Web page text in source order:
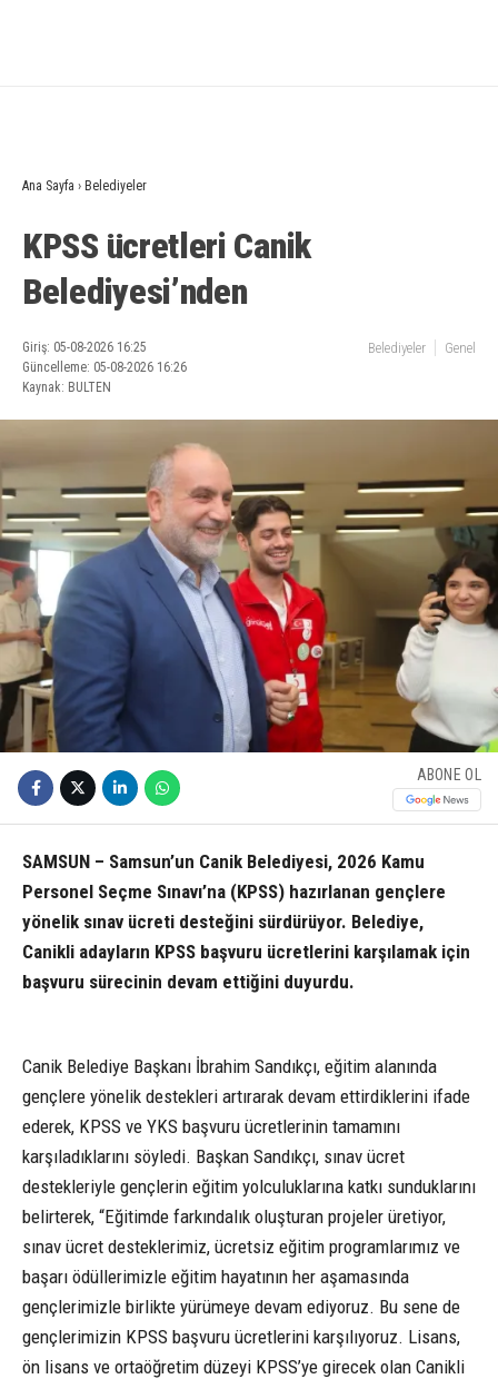
Ana Sayfa › Belediyeler
KPSS ücretleri Canik
Belediyesi’nden
Giriş: 05-08-2026 16:25
Güncelleme: 05-08-2026 16:26
Kaynak: BULTEN
Belediyeler Genel
ABONE OL
SAMSUN – Samsun’un Canik Belediyesi, 2026 Kamu
Personel Seçme Sınavı’na (KPSS) hazırlanan gençlere
yönelik sınav ücreti desteğini sürdürüyor. Belediye,
Canikli adayların KPSS başvuru ücretlerini karşılamak için
başvuru sürecinin devam ettiğini duyurdu.
Canik Belediye Başkanı İbrahim Sandıkçı, eğitim alanında
gençlere yönelik destekleri artırarak devam ettirdiklerini ifade
ederek, KPSS ve YKS başvuru ücretlerinin tamamını
karşıladıklarını söyledi. Başkan Sandıkçı, sınav ücret
destekleriyle gençlerin eğitim yolculuklarına katkı sunduklarını
belirterek, “Eğitimde farkındalık oluşturan projeler üretiyor,
sınav ücret desteklerimiz, ücretsiz eğitim programlarımız ve
başarı ödüllerimizle eğitim hayatının her aşamasında
gençlerimizle birlikte yürümeye devam ediyoruz. Bu sene de
gençlerimizin KPSS başvuru ücretlerini karşılıyoruz. Lisans,
ön lisans ve ortaöğretim düzeyi KPSS’ye girecek olan Canikli